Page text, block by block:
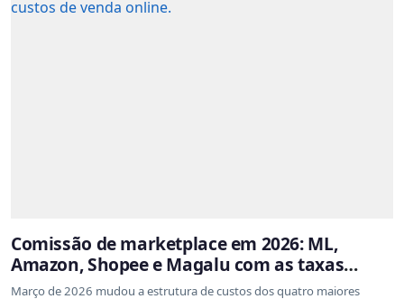
Comissão de marketplace em 2026: ML,
Amazon, Shopee e Magalu com as taxas
atualizadas
Março de 2026 mudou a estrutura de custos dos quatro maiores